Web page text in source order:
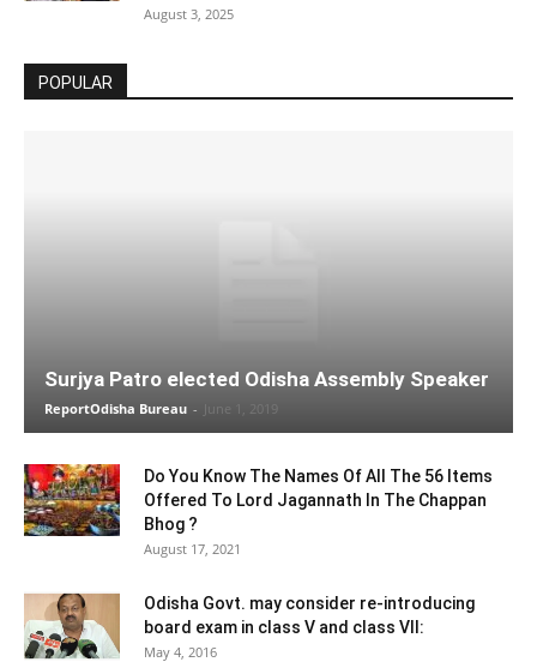
August 3, 2025
POPULAR
Surjya Patro elected Odisha Assembly Speaker
ReportOdisha Bureau - June 1, 2019
Do You Know The Names Of All The 56 Items
Offered To Lord Jagannath In The Chappan
Bhog ?
August 17, 2021
Odisha Govt. may consider re-introducing
board exam in class V and class VII:
May 4, 2016